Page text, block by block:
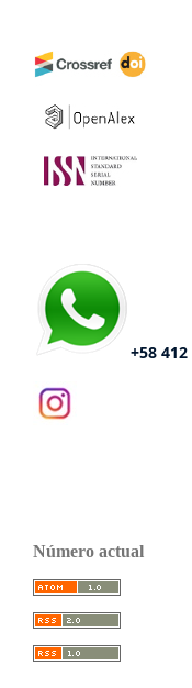
+58
Número actual